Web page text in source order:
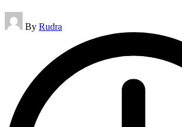
Posted
by
By Rudra